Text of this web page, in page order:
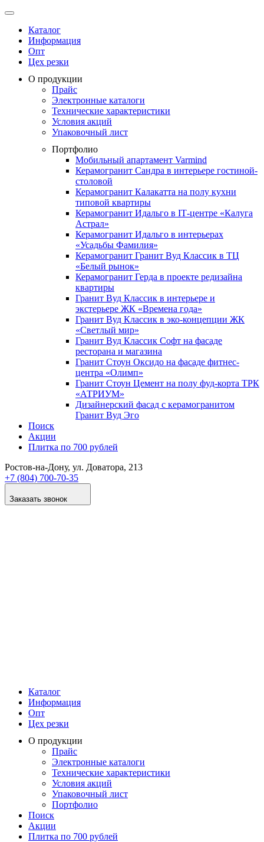
Каталог
Информация
Опт
Цех резки
О продукции
Прайс
Электронные каталоги
Технические характеристики
Условия акций
Упаковочный лист
Портфолио
Мобильный апартамент Varmind
Керамогранит Сандра в интерьере гостиной-
столовой
Керамогранит Калакатта на полу кухни
типовой квартиры
Керамогранит Идальго в IТ-центре «Калуга
Астрал»
Керамогранит Идальго в интерьерах
«Усадьбы Фамилия»
Керамогранит Гранит Вуд Классик в ТЦ
«Белый рынок»
Керамогранит Герда в проекте редизайна
квартиры
Гранит Вуд Классик в интерьере и
экстерьере ЖК «Времена года»
Гранит Вуд Классик в эко-концепции ЖК
«Светлый мир»
Гранит Вуд Классик Софт на фасаде
ресторана и магазина
Гранит Стоун Оксидо на фасаде фитнес-
центра «Олимп»
Гранит Стоун Цемент на полу фуд-корта ТРК
«АТРИУМ»
Дизайнер­ский фасад с керамогранитом
Гранит Вуд Эго
Поиск
Акции
Плитка по 700 рублей
Ростов-на-Дону, ул. Доватора, 213
+7 (804) 700-70-35
Заказать звонок
Каталог
Информация
Опт
Цех резки
О продукции
Прайс
Электронные каталоги
Технические характеристики
Условия акций
Упаковочный лист
Портфолио
Поиск
Акции
Плитка по 700 рублей